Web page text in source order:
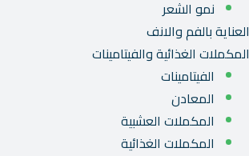
نمو الشعر
العناية بالفم والانف
المكملات الغذائية والفيتامينات
الفيتامينات
المعادن
المكملات العشبية
المكملات الغذائية